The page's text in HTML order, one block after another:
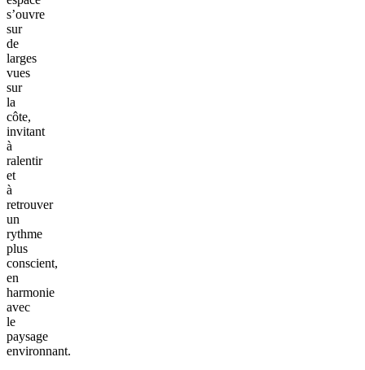
s’ouvre
sur
de
larges
vues
sur
la
côte,
invitant
à
ralentir
et
à
retrouver
un
rythme
plus
conscient,
en
harmonie
avec
le
paysage
environnant.